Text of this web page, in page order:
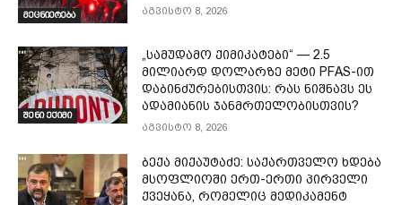
მეცნიერება აგვისტო 8, 2026
შენი ექიმი
„სამუდამო ქიმიკატები“ — 2.5
მილიარდ დოლარზე მეტი PFAS-ით
დაბინძურებისთვის: რას ნიშნავს ეს
ადამიანის ჯანმრთელობისთვის?
აგვისტო 8, 2026
ბექა მიქაუტაძე: საქართველო ხდება
მსოფლიოში ერთ-ერთი პირველი
ქვეყანა, რომელიც მედიკამენტ